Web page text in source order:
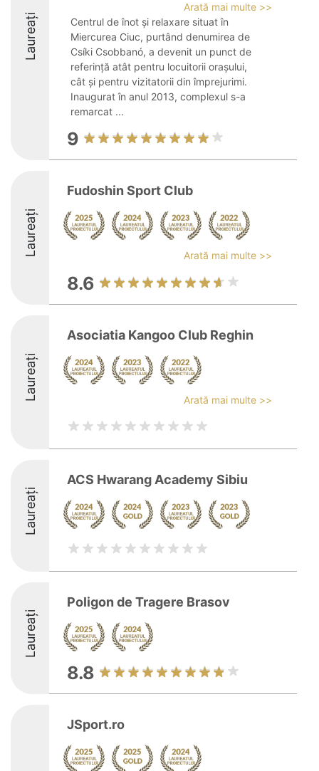
Laureați
Arată mai multe >>
Centrul de înot și relaxare situat în
Miercurea Ciuc, purtând denumirea de
Csíki Csobbanó, a devenit un punct de
referință atât pentru locuitorii orașului,
cât și pentru vizitatorii din împrejurimi.
Inaugurat în anul 2013, complexul s-a
remarcat ...
9
Laureați
Fudoshin Sport Club
Arată mai multe >>
8.6
Laureați
Asociatia Kangoo Club Reghin
Arată mai multe >>
Laureați
ACS Hwarang Academy Sibiu
Laureați
Poligon de Tragere Brasov
8.8
JSport.ro